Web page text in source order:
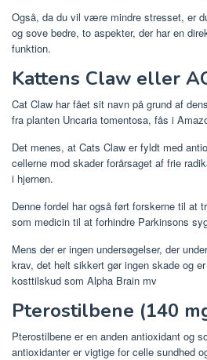
Også, da du vil være mindre stresset, er
og sove bedre, to aspekter, der har en
funktion.
Kattens Claw eller
Cat Claw har fået sit navn på grund af
fra planten Uncaria tomentosa, fås i
Det menes, at Cats Claw er fyldt med
cellerne mod skader forårsaget af frie
i hjernen.
Denne fordel har også ført forskerne til at
som medicin til at forhindre Parkinsons
Mens der er ingen undersøgelser, der
krav, det helt sikkert gør ingen skade og
kosttilskud som Alpha Brain mv
Pterostilbene (140
Pterostilbene er en anden antioxidant og
antioxidanter er vigtige for celle sundhed